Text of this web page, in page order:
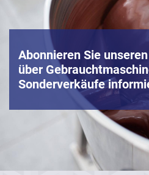
Abonnieren Sie
über
Sonderverkäufe